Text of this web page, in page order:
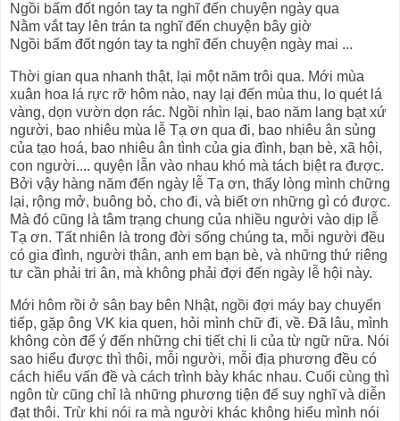
Ngồi bấm đốt ngón tay ta nghĩ đến chuyện ngày qua
Nằm vắt tay lên trán ta nghĩ đến chuyện bây giờ
Ngồi bấm đốt ngón tay ta nghĩ đến chuyện ngày mai ...
Thời gian qua nhanh thật, lại một năm trôi qua. Mới mùa
xuân hoa lá rực rỡ hôm nào, nay lại đến mùa thu, lo quét lá
vàng, dọn vườn dọn rác. Ngồi nhìn lại, bao năm lang bạt xứ
người, bao nhiêu mùa lễ Tạ ơn qua đi, bao nhiêu ân sủng
của tạo hoá, bao nhiêu ân tình của gia đình, bạn bè, xã hội,
con người.... quyện lẫn vào nhau khó mà tách biệt ra được.
Bởi vậy hàng năm đến ngày lễ Tạ ơn, thấy lòng mình chững
lại, rộng mở, buông bỏ, cho đi, và biết ơn những gì có được.
Mà đó cũng là tâm trạng chung của nhiều người vào dịp lễ
Tạ ơn. Tất nhiên là trong đời sống chúng ta, mỗi người đều
có gia đình, người thân, anh em bạn bè, và những thứ riêng
tư cần phải tri ân, mà không phải đợi đến ngày lễ hội này.
Mới hôm rồi ở sân bay bên Nhật, ngồi đợi máy bay chuyển
tiếp, gặp ông VK kia quen, hỏi mình chữ đi, về. Đã lâu, mình
không còn để ý đến những chi tiết chi li của từ ngữ nữa. Nói
sao hiểu được thì thôi, mỗi người, mỗi địa phương đều có
cách hiểu vấn đề và cách trình bày khác nhau. Cuối cùng thì
ngôn từ cũng chỉ là những phương tiện để suy nghĩ và diễn
đạt thôi. Trừ khi nói ra mà người khác không hiểu mình nói